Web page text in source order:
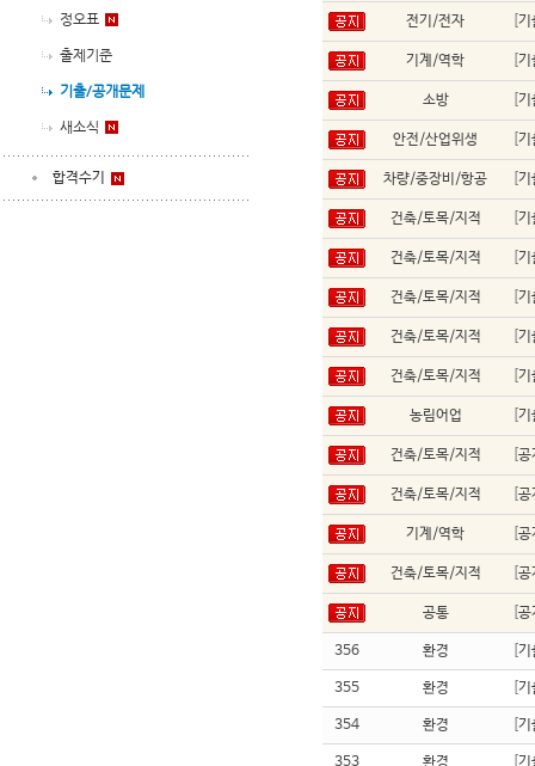
정오표
출제기준
기출/공개문제
새소식
합격수기
전기/전자 기
기계/역학 기
소방 기
안전/산업위생 기
차량/중장비/항공 기
건축/토목/지적 기
건축/토목/지적 기
건축/토목/지적 기
건축/토목/지적 기
건축/토목/지적 기
농림어업 기
건축/토목/지적 공
건축/토목/지적 공
기계/역학 공
건축/토목/지적 공
공통 공
356 환경 기
355 환경 기
354 환경 기
353 환경 기